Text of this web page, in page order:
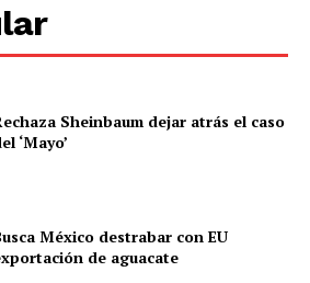
Sheinbaum dejar atrás el caso
‘Mayo’
México destrabar con EU
de aguacate